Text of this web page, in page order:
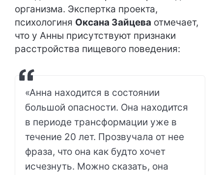
организма. Экспертка проекта,
психологиня Оксана Зайцева отмечает,
что у Анны присутствуют признаки
расстройства пищевого поведения:
«Анна находится в состоянии
большой опасности. Она находится
в периоде трансформации уже в
течение 20 лет. Прозвучала от нее
фраза, что она как будто хочет
исчезнуть. Можно сказать, она